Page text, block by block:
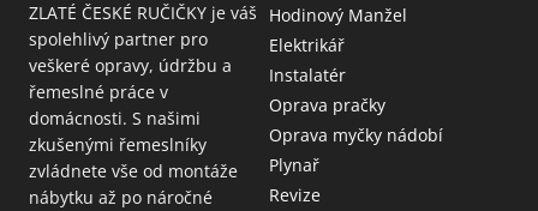
ZLATÉ ČESKÉ RUČIČKY je váš
spolehlivý partner pro
veškeré opravy, údržbu a
řemeslné práce v
domácnosti. S našimi
zkušenými řemeslníky
zvládnete vše od montáže
nábytku až po náročné
Hodinový Manžel
Elektrikář
Instalatér
Oprava pračky
Oprava myčky nádobí
Plynař
Revize